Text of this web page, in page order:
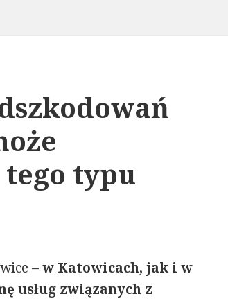
typu
–w Katowicach, jak i w
usług związanych z